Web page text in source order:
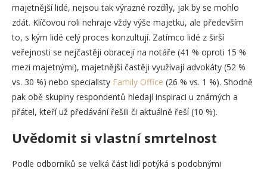
majetnější lidé, nejsou tak výrazné rozdíly, jak by se mohlo
zdát. Klíčovou roli nehraje vždy výše majetku, ale především
to, s kým lidé celý proces konzultují. Zatímco lidé z širší
veřejnosti se nejčastěji obracejí na notáře (41 % oproti 15 %
mezi majetnými), majetnější častěji využívají advokáty (52 %
vs. 30 %) nebo specialisty Family Office (26 % vs. 1 %). Shodně
pak obě skupiny respondentů hledají inspiraci u známých a
přátel, kteří už předávání řešili či aktuálně řeší (10 %).
Uvědomit si vlastní smrtelnost
Podle odborníků se velká část lidí potýká s podobnými